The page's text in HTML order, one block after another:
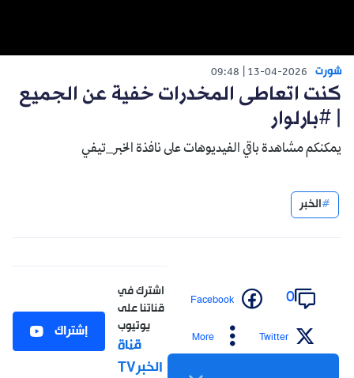
شورت 13-04-2026
09:48
كنت اتعاطى المخدرات خفية عن الجميع
| #بارلوار
يمكنكم مشاهدة باقي الفيديوهات على نافذة الخبر_تيفي
الخبر
0
Facebook
Twitter
More
اشترك في
قناتنا على
يوتيوب
قناة
الخبرTV
إشتراك